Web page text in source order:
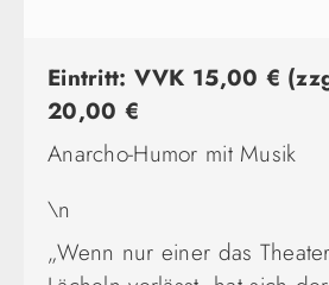
Eintritt: VVK 15,00 €
20,00 €
Anarcho-Humor mit Musik
\n
„Wenn nur einer das